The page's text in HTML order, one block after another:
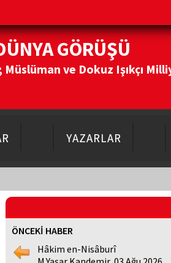
GÖRÜŞÜ
Müslüman ve Dokuz Işıkçı
YAZARLAR
ÖNCEKİ HABER
Hâkim en-Nisâburî